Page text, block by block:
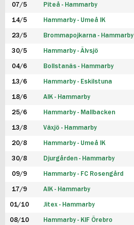
07/5 Piteå - Hammarby
14/5 Hammarby - Umeå IK
23/5 Brommapojkarna - Hammarby
30/5 Hammarby - Älvsjö
04/6 Bollstanäs - Hammarby
13/6 Hammarby - Eskilstuna
18/6 AIK - Hammarby
25/6 Hammarby - Mallbacken
13/8 Växjö - Hammarby
20/8 Hammarby - Umeå IK
30/8 Djurgården - Hammarby
09/9 Hammarby - FC Rosengård
17/9 AIK - Hammarby
01/10 Jitex - Hammarby
08/10 Hammarby - KIF Örebro